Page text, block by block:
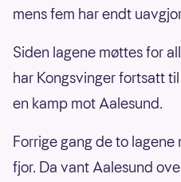
mens fem har endt
Siden lagene møttes for
har Kongsvinger fortsatt
en kamp mot Aalesund.
Forrige gang de to
fjor. Da vant Aalesund